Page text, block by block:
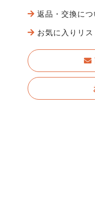
返品・交換につ
お気に入りリス